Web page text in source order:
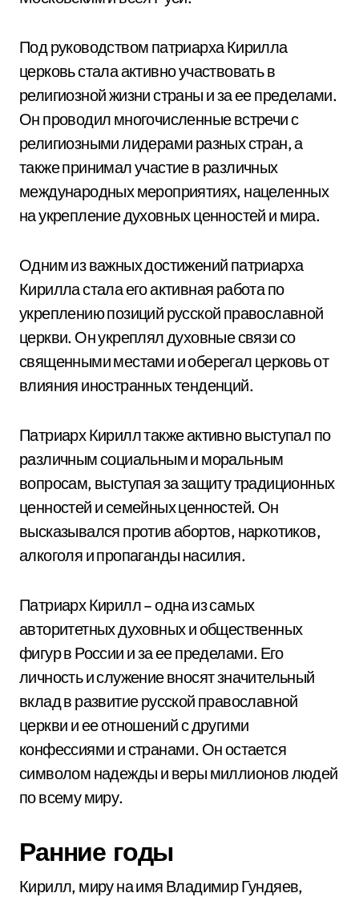
Под руководством патриарха Кирилла
церковь стала активно участвовать в
религиозной жизни страны и за ее пределами.
Он проводил многочисленные встречи с
религиозными лидерами разных стран, а
также принимал участие в различных
международных мероприятиях, нацеленных
на укрепление духовных ценностей и мира.
Одним из важных достижений патриарха
Кирилла стала его активная работа по
укреплению позиций русской православной
церкви. Он укреплял духовные связи со
священными местами и оберегал церковь от
влияния иностранных тенденций.
Патриарх Кирилл также активно выступал по
различным социальным и моральным
вопросам, выступая за защиту традиционных
ценностей и семейных ценностей. Он
высказывался против абортов, наркотиков,
алкоголя и пропаганды насилия.
Патриарх Кирилл – одна из самых
авторитетных духовных и общественных
фигур в России и за ее пределами. Его
личность и служение вносят значительный
вклад в развитие русской православной
церкви и ее отношений с другими
конфессиями и странами. Он остается
символом надежды и веры миллионов людей
по всему миру.
Ранние годы
Кирилл, миру на имя Владимир Гундяев,